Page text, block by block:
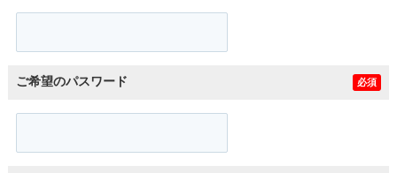
ご希望のパスワード 必須